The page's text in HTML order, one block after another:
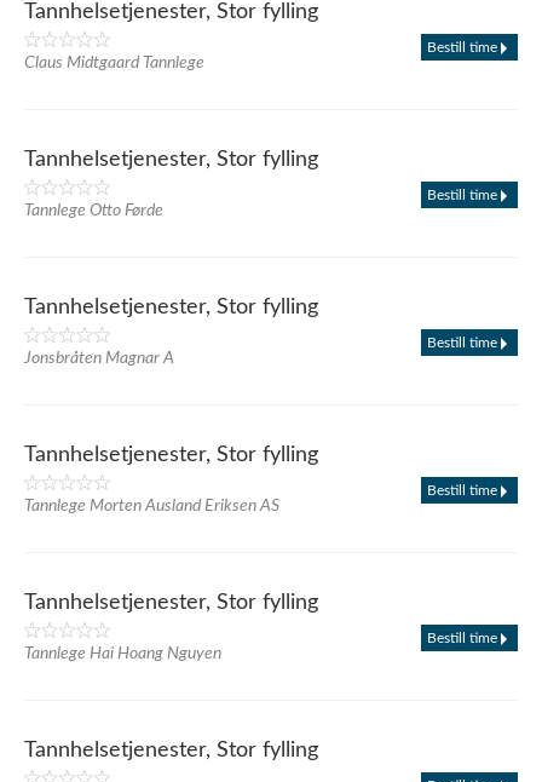
Tannhelsetjenester, Stor fylling
Claus Midtgaard Tannlege
Bestill time
Tannhelsetjenester, Stor fylling
Tannlege Otto Førde
Bestill time
Tannhelsetjenester, Stor fylling
Jonsbråten Magnar A
Bestill time
Tannhelsetjenester, Stor fylling
Tannlege Morten Ausland Eriksen AS
Bestill time
Tannhelsetjenester, Stor fylling
Tannlege Hai Hoang Nguyen
Bestill time
Tannhelsetjenester, Stor fylling